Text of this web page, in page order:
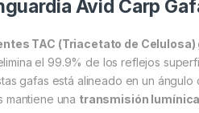
Avid Carp
TAC (Triacetato de
el 99.9% de los reflejos
gafas está alineado en un
mantiene una transmisión lumínica